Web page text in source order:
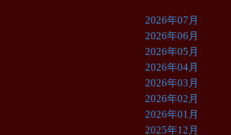
2026年07月
2026年06月
2026年05月
2026年04月
2026年03月
2026年02月
2026年01月
2025年12月